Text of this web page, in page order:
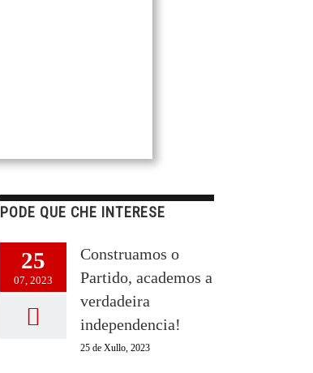
PODE QUE CHE INTERESE
25
07, 2023
Construamos o
Partido, academos a
verdadeira
independencia!
25 de Xullo, 2023